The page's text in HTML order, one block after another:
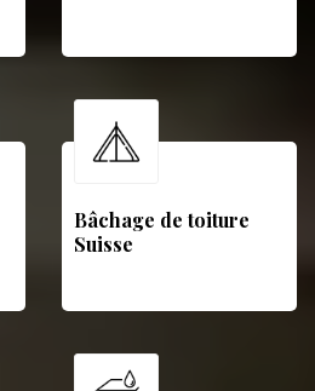
Bâchage de toiture
Suisse